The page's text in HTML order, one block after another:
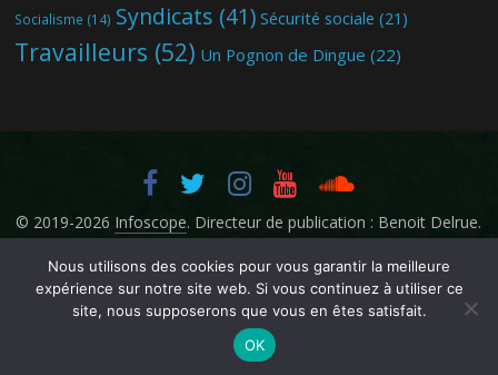
Socialisme (14) Syndicats (41) Sécurité sociale (21)
Travailleurs (52) Un Pognon de Dingue (22)
© 2019-2026 Infoscope. Directeur de publication : Benoit Delrue.
Nous utilisons des cookies pour vous garantir la meilleure
expérience sur notre site web. Si vous continuez à utiliser ce
site, nous supposerons que vous en êtes satisfait.
OK